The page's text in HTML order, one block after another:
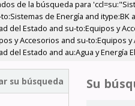
de la búsqueda para
de Energía and itype:BK
del Estado and su-to:Equipos y
y Accesorios and su-to:Equipos y
del Estado and au:Agua y Energía
su búsqueda Su